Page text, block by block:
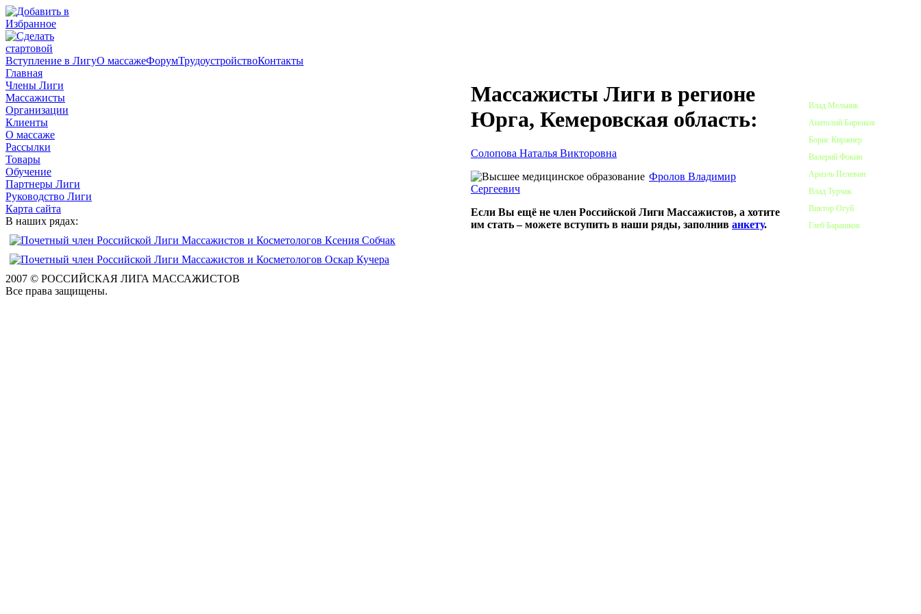
Вступление в ЛигуО массажеФорумТрудоустройствоКонтакты
Главная
Члены Лиги
Массажисты
Организации
Клиенты
О массаже
Рассылки
Товары
Обучение
Партнеры Лиги
Руководство Лиги
Карта сайта
В наших рядах:
2007 © РОССИЙСКАЯ ЛИГА МАССАЖИСТОВ
Все права защищены.
Массажисты Лиги в регионе
Юрга, Кемеровская область:
Солопова Наталья Викторовна
Фролов Владимир
Сергеевич
Если Вы ещё не член Российской Лиги Массажистов, а хотите
им стать – можете вступить в наши ряды, заполнив анкету.
Влад Мельник
Анатолий Бирюков
Борис Киржнер
Валерий Фокин
Ариэль Пелевин
Влад Турчак
Виктор Огуй
Глеб Барашков